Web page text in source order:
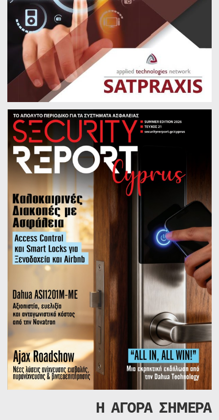
Η ΑΓΟΡΑ ΣΗΜΕΡΑ